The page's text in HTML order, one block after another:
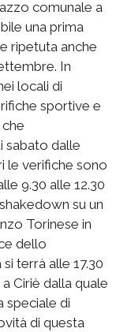
comunale a
una prima
ripetuta anche
In
locali di
sportive e
sabato dalle
le verifiche sono
9.30 alle 12.30
su un
Torinese in
dello
terrà alle 17.30
Ciriè dalla quale
speciale di
di questa